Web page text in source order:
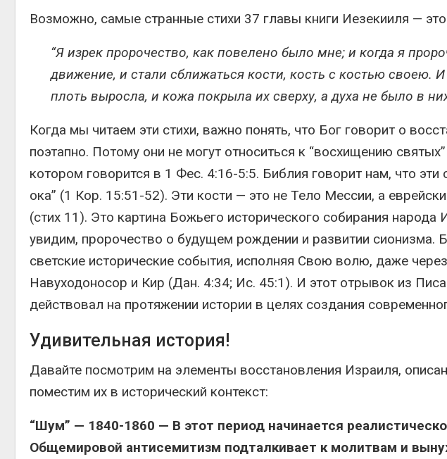
Возможно, самые странные стихи 37 главы книги Иезекииля — это
“Я изрек пророчество, как повелено было мне; и когда я
движение, и стали сближаться кости, кость с костью своею.
плоть выросла, и кожа покрыла их сверху, а духа не было в
Когда мы читаем эти стихи, важно понять, что Бог говорит о
поэтапно. Потому они не могут относиться к “восхищению
котором говорится в 1 Фес. 4:16-5:5. Библия говорит нам, что эти
ока” (1 Кор. 15:51-52). Эти кости — это не Тело Мессии, а
(стих 11). Это картина Божьего исторического собирания
увидим, пророчество о будущем рождении и развитии сионизма.
светские исторические события, исполняя Свою волю, даже
Навуходоносор и Кир (Дан. 4:34; Ис. 45:1). И этот отрывок из
действовал на протяжении истории в целях создания
Удивительная история!
Давайте посмотрим на элементы восстановления Израиля,
поместим их в исторический контекст:
“Шум” — 1840-1860 — В этот период начинается
Общемировой антисемитизм подталкивает к молитвам и